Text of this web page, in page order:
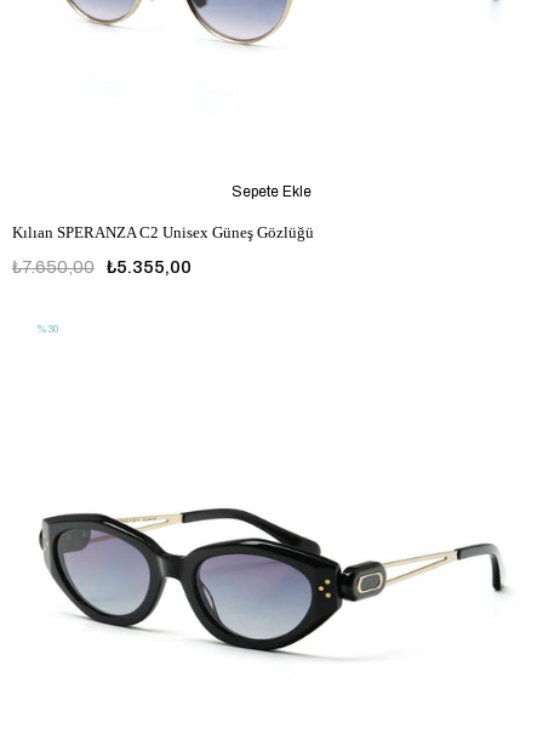
Kılıan SPERANZA C2 Unisex Güneş Gözlüğü
₺5.355,00
₺7.650,00
Sepete Ekle
%30